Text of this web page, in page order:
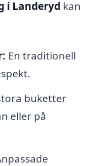
i Landeryd kan
En traditionell
buketter
eller på